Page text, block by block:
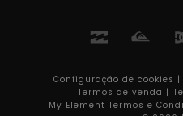
Configuração de cookies |
Termos de venda |
My Element Termos e